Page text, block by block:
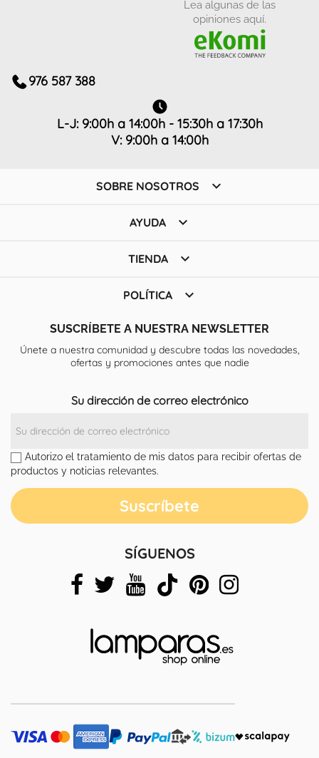
Lea algunas de las
opiniones aquí.
976 587 388
L-J: 9:00h a 14:00h - 15:30h a 17:30h
V: 9:00h a 14:00h
SOBRE NOSOTROS 
AYUDA 
TIENDA 
POLÍTICA 
SUSCRÍBETE A NUESTRA NEWSLETTER
Únete a nuestra comunidad y descubre todas las novedades,
ofertas y promociones antes que nadie
Su dirección de correo electrónico
Autorizo el tratamiento de mis datos para recibir ofertas de
productos y noticias relevantes.
SÍGUENOS